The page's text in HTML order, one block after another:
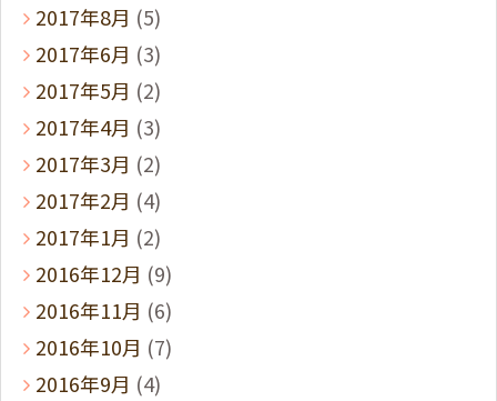
2017年8月 (5)
2017年6月 (3)
2017年5月 (2)
2017年4月 (3)
2017年3月 (2)
2017年2月 (4)
2017年1月 (2)
2016年12月 (9)
2016年11月 (6)
2016年10月 (7)
2016年9月 (4)